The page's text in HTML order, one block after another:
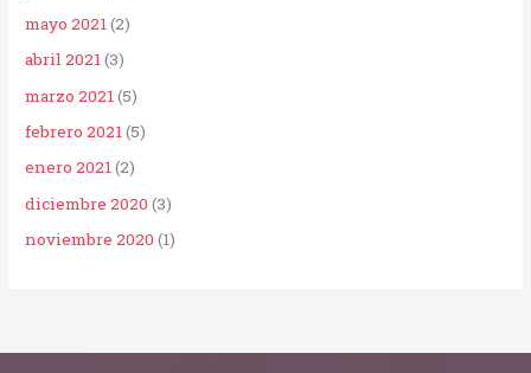
mayo 2021(2)
abril 2021(3)
marzo 2021 (5)
febrero 2021(5)
enero 2021(2)
diciembre 2020 (3)
noviembre 2020 (1)